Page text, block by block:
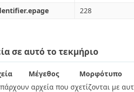
228
σε αυτό το τεκμήριο
Μέγεθος Μορφότυπο
αρχεία που σχετίζονται με